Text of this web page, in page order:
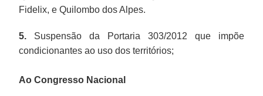
Fidelix, e Quilombo dos Alpes.
5. Suspensão da Portaria 303/2012 que impõe
condicionantes ao uso dos territórios;
Ao Congresso Nacional